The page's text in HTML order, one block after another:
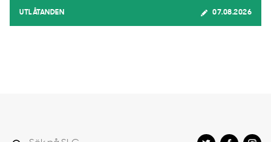
UTLÅTANDEN 07.08.2026